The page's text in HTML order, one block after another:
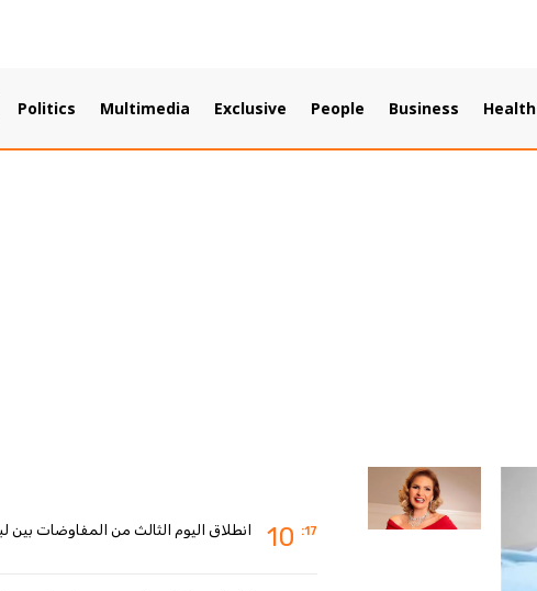
Politics Multimedia Exclusive People Business Health
10 :17 انطلاق اليوم الثالث من المفاوضات بين